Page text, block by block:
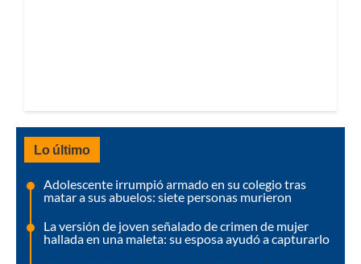
Lo último
Adolescente irrumpió armado en su colegio tras
matar a sus abuelos: siete personas murieron
La versión de joven señalado de crimen de mujer
hallada en una maleta: su esposa ayudó a capturarlo